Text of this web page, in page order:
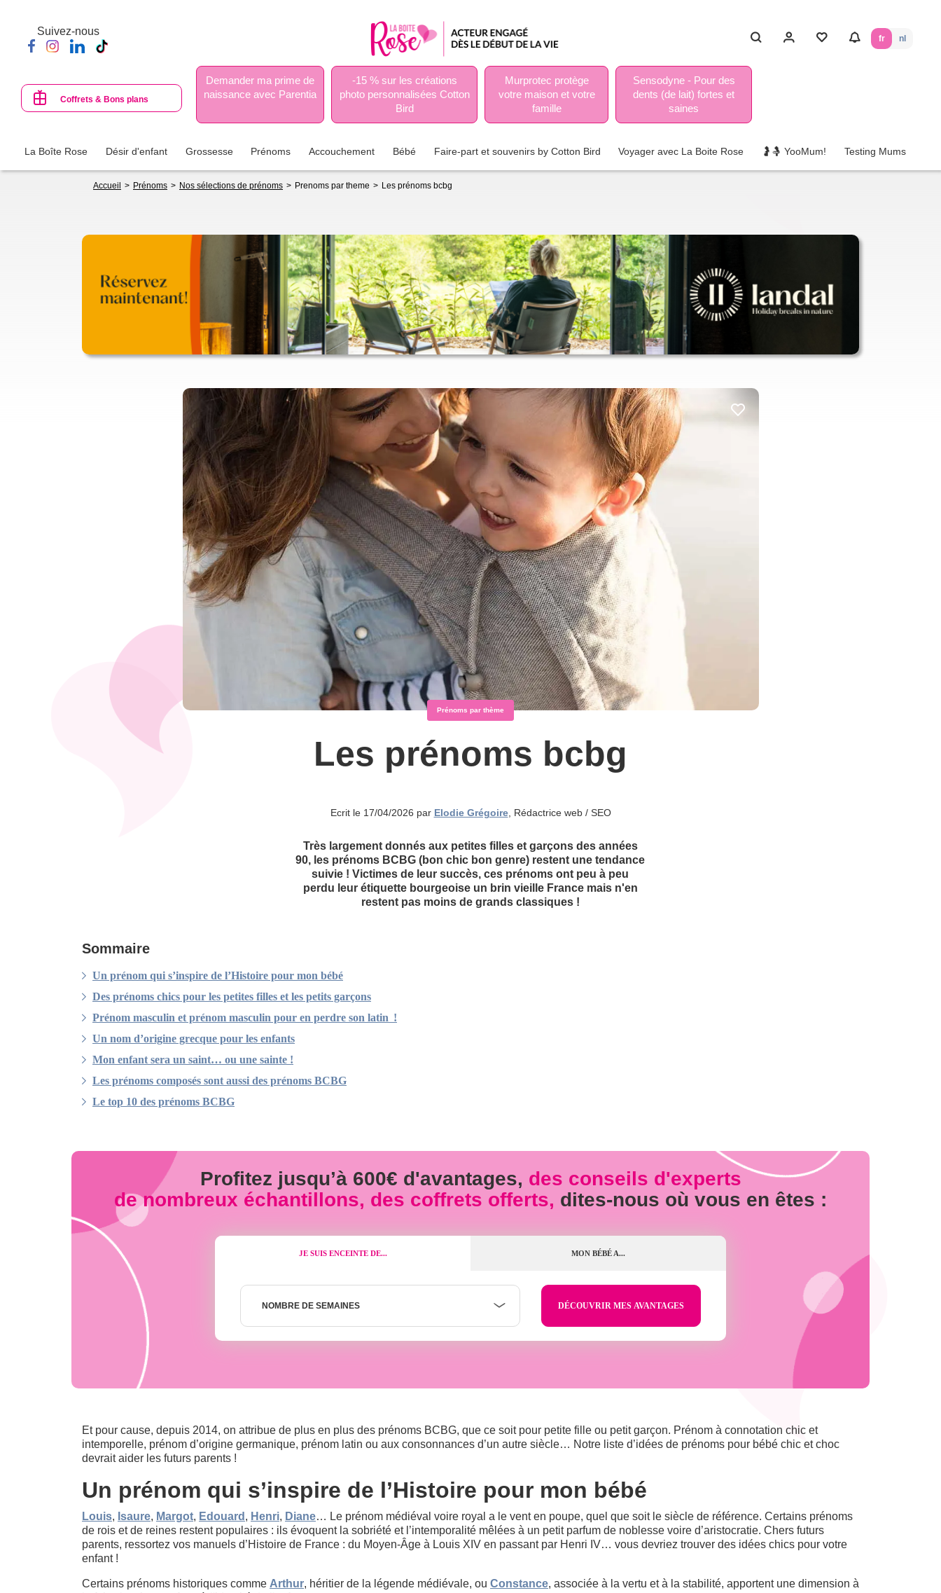
contenu
principal
Suivez-nous
fr nl
Coffrets & Bons plans
Demander ma prime de
naissance avec Parentia
-15 % sur les créations
photo personnalisées Cotton
Bird
Murprotec protège
votre maison et votre
famille
Sensodyne - Pour des
dents (de lait) fortes et
saines
La Boîte Rose Désir d'enfant Grossesse Prénoms Accouchement Bébé Faire-part et souvenirs by Cotton Bird Voyager avec La Boite Rose 🤰🤱 YooMum! Testing Mums
d'Ariane
Accueil Prénoms Nos sélections de prénoms Prenoms par theme Les prénoms bcbg
Prénoms par thème
Les prénoms bcbg
Ecrit le 17/04/2026 par Elodie Grégoire, Rédactrice web / SEO
Très largement donnés aux petites filles et garçons des années
90, les prénoms BCBG (bon chic bon genre) restent une tendance
suivie ! Victimes de leur succès, ces prénoms ont peu à peu
perdu leur étiquette bourgeoise un brin vieille France mais n'en
restent pas moins de grands classiques !
Sommaire
Un prénom qui s’inspire de l’Histoire pour mon bébé
Des prénoms chics pour les petites filles et les petits garçons
Prénom masculin et prénom masculin pour en perdre son latin !
Un nom d’origine grecque pour les enfants
Mon enfant sera un saint… ou une sainte !
Les prénoms composés sont aussi des prénoms BCBG
Le top 10 des prénoms BCBG
Profitez jusqu’à 600€ d'avantages, des conseils d'experts
de nombreux échantillons, des coffrets offerts, dites-nous où vous en êtes :
JE SUIS ENCEINTE DE... MON BÉBÉ A...
Nombre
NOMBRE DE SEMAINES
Et pour cause, depuis 2014, on attribue de plus en plus des prénoms BCBG, que ce soit pour petite fille ou petit garçon. Prénom à connotation chic et
intemporelle, prénom d’origine germanique, prénom latin ou aux consonnances d’un autre siècle… Notre liste d’idées de prénoms pour bébé chic et choc
devrait aider les futurs parents !
Un prénom qui s’inspire de l’Histoire pour mon bébé
Louis, Isaure, Margot, Edouard , Henri, Diane… Le prénom médiéval voire royal a le vent en poupe, quel que soit le siècle de référence. Certains prénoms
de rois et de reines restent populaires : ils évoquent la sobriété et l’intemporalité mêlées à un petit parfum de noblesse voire d’aristocratie. Chers futurs
parents, ressortez vos manuels d’Histoire de France : du Moyen-Âge à Louis XIV en passant par Henri IV… vous devriez trouver des idées chics pour votre
enfant !
Certains prénoms historiques comme Arthur, héritier de la légende médiévale, ou Constance, associée à la vertu et à la stabilité, apportent une dimension à